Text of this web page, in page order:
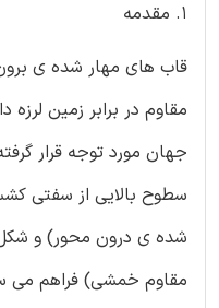
1. مقدمه
مقاوم در برابر زمین لرزه
جهان مورد توجه قرار
سطوح بالایی از سفتی
شده ی درون محور) و
مقاوم خمشی) فراهم می